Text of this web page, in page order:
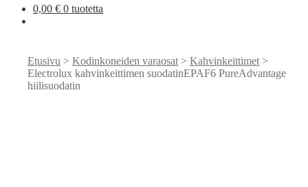
0,00 € 0 tuotetta
Etusivu > Kodinkoneiden varaosat > Kahvinkeittimet >
Electrolux kahvinkeittimen suodatinEPAF6 PureAdvantage
hiilisuodatin